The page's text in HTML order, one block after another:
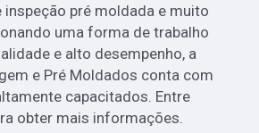
inspeção pré moldada e muito
uma forma de trabalho
e alto desempenho, a
e Pré Moldados conta com
capacitados. Entre
obter mais informações.